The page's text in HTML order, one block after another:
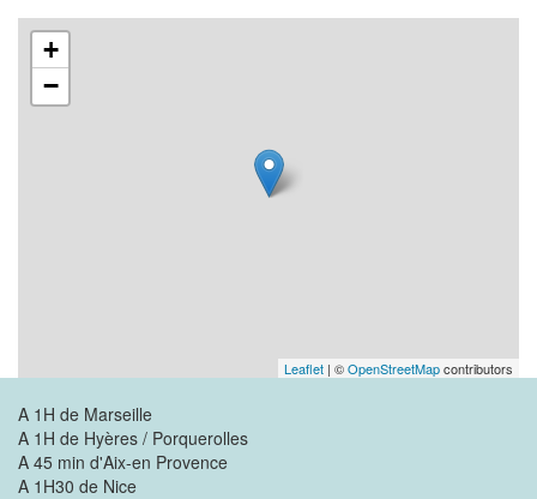
+
−
Leaflet | ©OpenStreetMapcontributors
A 1H de Marseille
A 1H de Hyères / Porquerolles
A 45 min d'Aix-en Provence
A 1H30 de Nice